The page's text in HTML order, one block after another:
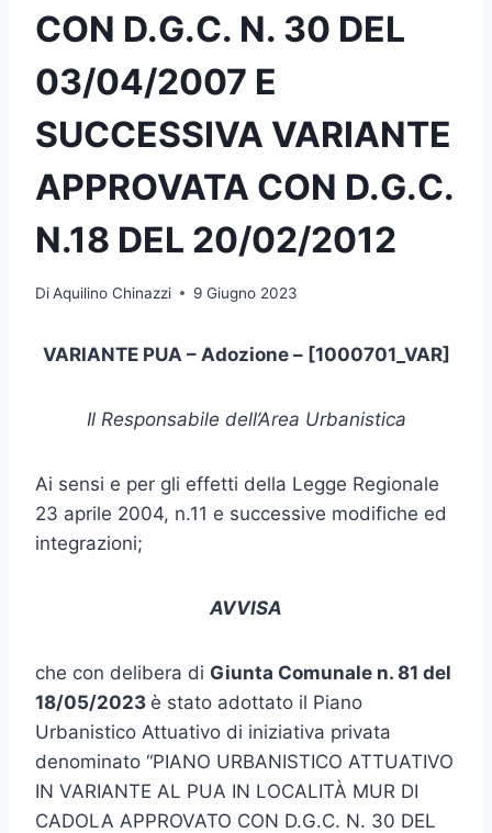
CON D.G.C. N. 30 DEL
03/04/2007 E
SUCCESSIVA VARIANTE
APPROVATA CON D.G.C.
N.18 DEL 20/02/2012
DiAquilino Chinazzi 9 Giugno 2023
VARIANTE PUA – Adozione – [1000701_VAR]
Il Responsabile dell’Area Urbanistica
Ai sensi e per gli effetti della Legge Regionale
23 aprile 2004, n.11 e successive modifiche ed
integrazioni;
AVVISA
che con delibera di Giunta Comunale n. 81 del
18/05/2023 è stato adottato il Piano
Urbanistico Attuativo di iniziativa privata
denominato “PIANO URBANISTICO ATTUATIVO
IN VARIANTE AL PUA IN LOCALITÀ MUR DI
CADOLA APPROVATO CON D.G.C. N. 30 DEL